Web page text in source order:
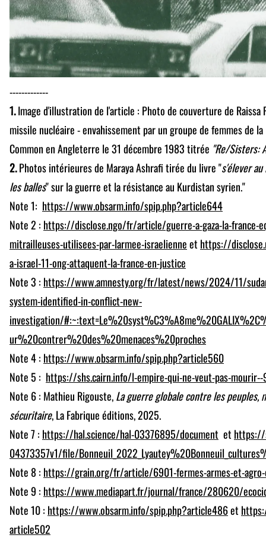
-------------
1.Image d'illustration de l'article : Photo de couverture de Raissa
missile nucléaire - envahissement par un groupe de femmes de
Common en Angleterre le 31 décembre 1983 titrée "Re/Sisters:
2.Photos intérieures de Maraya Ashrafi tirée du livre "s'élever
les balles" sur la guerre et la résistance au Kurdistan syrien."
Note 1: https://www.obsarm.info/spip.php?article644
Note 2 : https://disclose.ngo/fr/article/guerre-a-gaza-la-france-
mitrailleuses-utilisees-par-larmee-israelienneet https://
a-israel-11-ong-attaquent-la-france-en-justice
Note 3 : https://www.amnesty.org/fr/latest/news/2024/11/
system-identified-in-conflict-new-
investigation/
ur%20contrer%20des%20menaces%20proches
Note 4 : https://www.obsarm.info/spip.php?article560
Note 5 : https://shs.cairn.info/l-empire-qui-ne-veut-pas-
Note 6 : Mathieu Rigouste,La guerre globale contre les peuples,
sécuritaire, La Fabrique éditions, 2025.
Note 7 : https://hal.science/hal-03376895/document et https://
04373357v1/file/
Note 8 : https://grain.org/fr/article/6901-fermes-armes-et-
Note 9 : https://www.mediapart.fr/journal/france/280620/
Note 10 : https://www.obsarm.info/spip.php?article486et
article502